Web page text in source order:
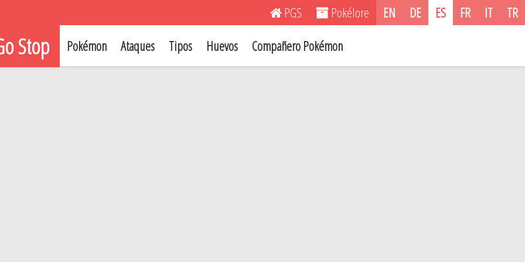
PGS Pokélore EN DE ES FR IT TR
Stop Pokémon Ataques Tipos Huevos Compañero Pokémon